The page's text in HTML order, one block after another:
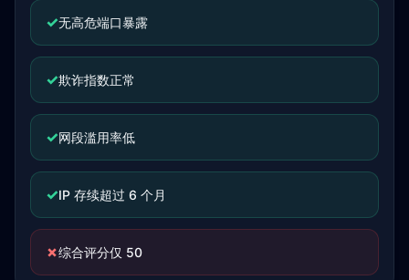
✓无高危端口暴露
✓欺诈指数正常
✓网段滥用率低
✓IP 存续超过 6 个月
✗综合评分仅 50